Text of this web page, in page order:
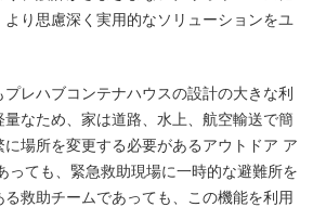
り思慮深く実用的なソリューションをユ
レハブコンテナハウスの設計の大きな利
なため、家は道路、水上、航空輸送で簡
場所を変更する必要があるアウトドア ア
っても、緊急救助現場に一時的な避難所を
救助チームであっても、この機能を利用